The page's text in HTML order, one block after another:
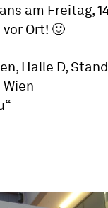
am Freitag,
Ort! 🙂
Halle D,